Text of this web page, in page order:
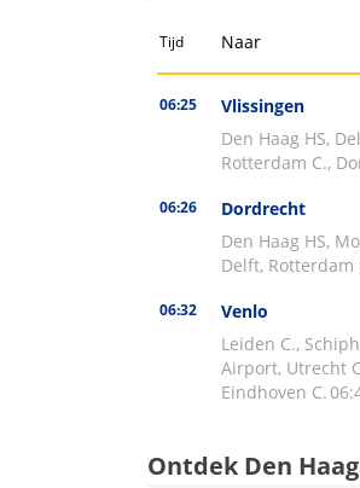
Ontdek Den Haag